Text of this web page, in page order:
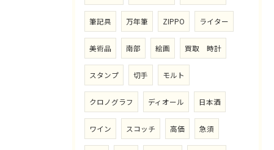
筆記具 万年筆 ZIPPO ライター
美術品 南部 絵画 買取 時計
スタンプ 切手 モルト
クロノグラフ ディオール 日本酒
ワイン スコッチ 高価 急須